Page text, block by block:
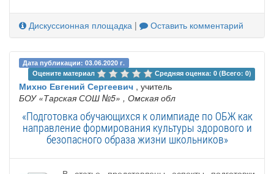
Дискуссионная площадка | Оставить комментарий
Дата публикации: 03.06.2020 г.
Оцените материал
Средняя оценка: 0 (Всего: 0)
Михно Евгений Сергеевич , учитель
БОУ «Тарская СОШ №5» , Омская обл
«Подготовка обучающихся к олимпиаде по ОБЖ как
направление формирования культуры здорового и
безопасного образа жизни школьников»